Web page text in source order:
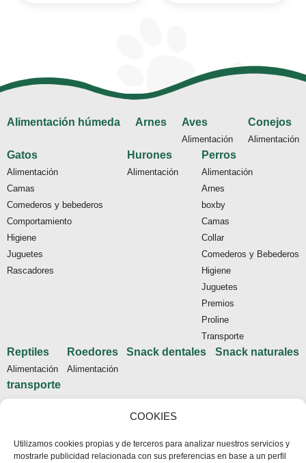
COOKIES
Utilizamos cookies propias y de terceros para analizar nuestros servicios y
mostrarle publicidad relacionada con sus preferencias en base a un perfil
Alimentación húmeda Arnes Aves
Alimentación
Conejos
Alimentación
Gatos
Alimentación
Camas
Comederos y bebederos
Comportamiento
Higiene
Juguetes
Rascadores
Hurones
Alimentación
Perros
Alimentación
Arnes
boxby
Camas
Collar
Comederos y Bebederos
Higiene
Juguetes
Premios
Proline
Transporte
Reptiles
Alimentación
Roedores
Alimentación
Snack dentales Snack naturales
transporte
Contacto